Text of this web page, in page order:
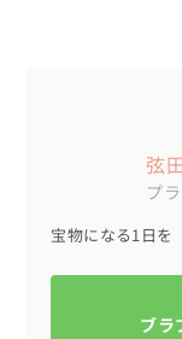
新郎様は披露宴
新郎中座では、
鈴木雅之さん『
ご友人にお手紙
座されるという
最後に会場内の
弦
プ
宝物になる1日を
ブラ